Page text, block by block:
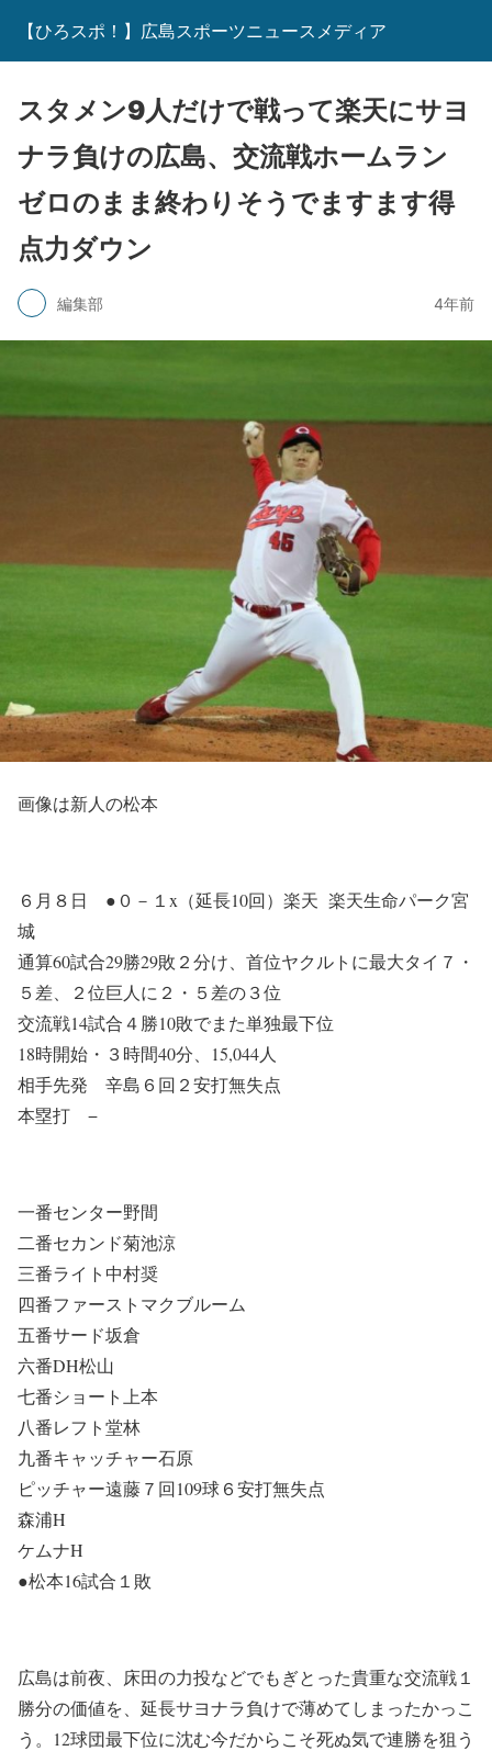
【ひろスポ！】広島スポーツニュースメディア
スタメン9人だけで戦って楽天にサヨ
ナラ負けの広島、交流戦ホームラン
ゼロのまま終わりそうでますます得
点力ダウン
編集部 4年前
画像は新人の松本
６月８日 ●０－１x（延長10回）楽天 楽天生命パーク宮
城
通算60試合29勝29敗２分け、首位ヤクルトに最大タイ７・
５差、２位巨人に２・５差の３位
交流戦14試合４勝10敗でまた単独最下位
18時開始・３時間40分、15,044人
相手先発 辛島６回２安打無失点
本塁打 −
一番センター野間
二番セカンド菊池涼
三番ライト中村奨
四番ファーストマクブルーム
五番サード坂倉
六番DH松山
七番ショート上本
八番レフト堂林
九番キャッチャー石原
ピッチャー遠藤７回109球６安打無失点
森浦H
ケムナH
●松本16試合１敗
広島は前夜、床田の力投などでもぎとった貴重な交流戦１
勝分の価値を、延長サヨナラ負けで薄めてしまったかっこ
う。12球団最下位に沈む今だからこそ死ぬ気で連勝を狙う